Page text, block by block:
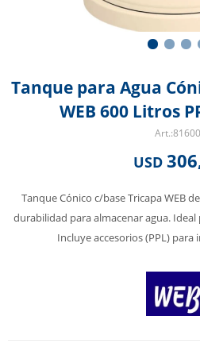
Tanque para Agua
WEB 600 Litros
81600
USD
Tanque Cónico c/base Tricapa WEB
durabilidad para almacenar agua.
Incluye accesorios (PPL)